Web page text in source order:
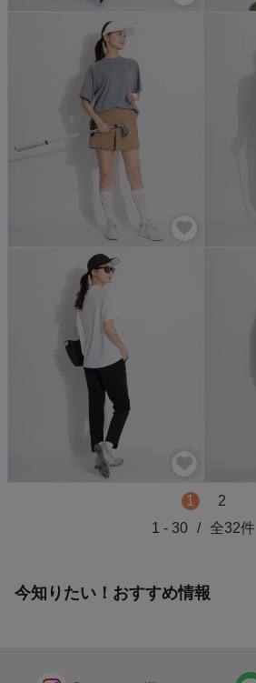
1
2
1 - 30 / 全32件
今知りたい！おすすめ情報